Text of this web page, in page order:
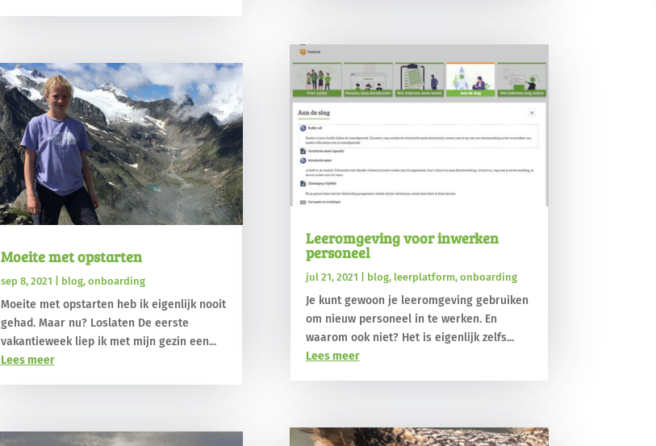
Moeite met opstarten
sep 8, 2021 blog, onboarding
Moeite met opstarten heb ik eigenlijk nooit
gehad. Maar nu? Loslaten De eerste
vakantieweek liep ik met mijn gezin een...
Lees meer
Leeromgeving voor inwerken
personeel
jul 21, 2021 blog, leerplatform, onboarding
Je kunt gewoon je leeromgeving gebruiken
om nieuw personeel in te werken. En
waarom ook niet? Het is eigenlijk zelfs...
Lees meer